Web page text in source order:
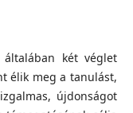
általában két véglet
élik meg a tanulást,
újdonságot